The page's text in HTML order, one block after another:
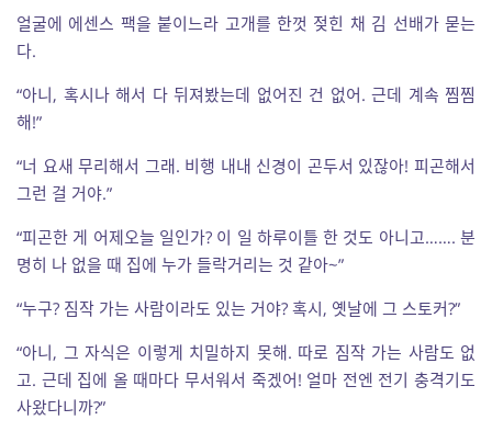
얼굴에 에센스 팩을 붙이느라 고개를 한껏 젖힌 채 김 선배가 묻는
다.
“아니, 혹시나 해서 다 뒤져봤는데 없어진 건 없어. 근데 계속 찜찜
해!”
“너 요새 무리해서 그래. 비행 내내 신경이 곤두서 있잖아! 피곤해서
그런 걸 거야.”
“피곤한 게 어제오늘 일인가? 이 일 하루이틀 한 것도 아니고……. 분
명히 나 없을 때 집에 누가 들락거리는 것 같아~”
“누구? 짐작 가는 사람이라도 있는 거야? 혹시, 옛날에 그 스토커?”
“아니, 그 자식은 이렇게 치밀하지 못해. 따로 짐작 가는 사람도 없
고. 근데 집에 올 때마다 무서워서 죽겠어! 얼마 전엔 전기 충격기도
사왔다니까?”